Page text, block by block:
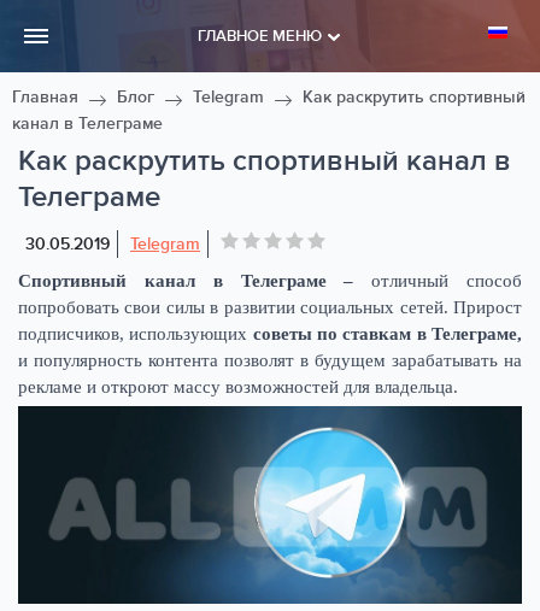
ГЛАВНОЕ МЕНЮ
Главная Блог Telegram
Как раскрутить спортивный
канал в Телеграме
Как раскрутить спортивный канал в
Телеграме
30.05.2019 Telegram
Спортивный канал в Телеграме –отличный способ
попробовать свои силы в развитии социальных сетей. Прирост
подписчиков, использующих советы по ставкам в Телеграме,
и популярность контента позволят в будущем зарабатывать на
рекламе и откроют массу возможностей для владельца.